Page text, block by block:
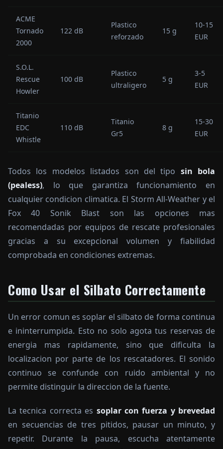
ACME
Tornado
2000
122 dB
Plastico
reforzado
15 g
10-15
EUR
S.O.L.
Rescue
Howler
100 dB
Plastico
ultraligero
5 g
3-5
EUR
Titanio
EDC
Whistle
110 dB
Titanio
Gr5
8 g
15-30
EUR
Todos los modelos listados son del tipo sin bola
(pealess), lo que garantiza funcionamiento en
cualquier condicion climatica. El Storm All-Weather y el
Fox 40 Sonik Blast son las opciones mas
recomendadas por equipos de rescate profesionales
gracias a su excepcional volumen y fiabilidad
comprobada en condiciones extremas.
Como Usar el Silbato Correctamente
Un error comun es soplar el silbato de forma continua
e ininterrumpida. Esto no solo agota tus reservas de
energia mas rapidamente, sino que dificulta la
localizacion por parte de los rescatadores. El sonido
continuo se confunde con ruido ambiental y no
permite distinguir la direccion de la fuente.
La tecnica correcta es soplar con fuerza y brevedad
en secuencias de tres pitidos, pausar un minuto, y
repetir. Durante la pausa, escucha atentamente